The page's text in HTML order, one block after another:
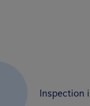
Inspection